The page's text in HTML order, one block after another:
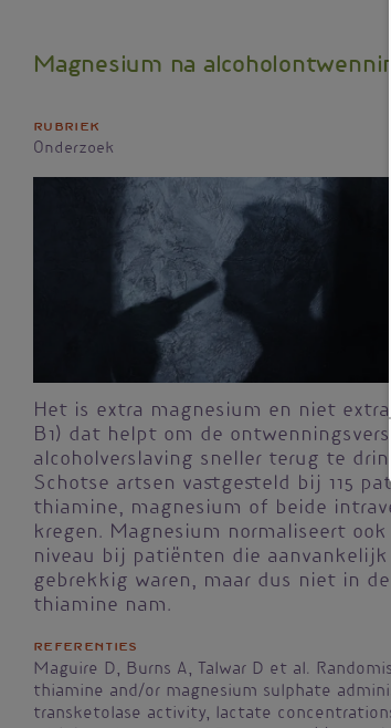
Magnesium na
Rubriek
Onderzoek
Het is extra magnesium en niet
B1) dat helpt om de
alcohol­verslaving sneller terug te
Schotse artsen vastgesteld bij 115
thiamine, magnesium of beide
kregen. Magnesium normaliseert
niveau bij patiënten die
gebrekkig waren, maar dus niet in
thiamine nam.
Referenties
Maguire D, Burns A, Talwar D et al.
thiamine and/or magnesium sulphate
transketolase activity, lactate